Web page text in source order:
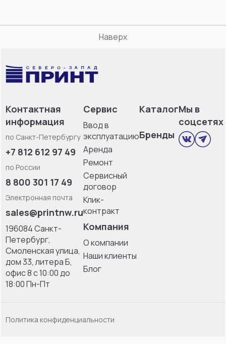
Наверх
Контактная
информация
по Санкт-Петербургу
+7 812 612 97 49
по России
8 800 301 17 49
Электронная почта
sales@printnw.ru
196084 Санкт-
Петербург,
Смоленская улица,
дом 33, литерa Б,
офис 8 с 10:00 до
18:00 Пн-Пт
Сервис
Ввод в
эксплуатацию
Аренда
Ремонт
Сервисный
договор
Клик-
контракт
Компания
О компании
Наши клиенты
Блог
Каталог
Бренды
Мы в
соцсетях
Политика конфиденциальности